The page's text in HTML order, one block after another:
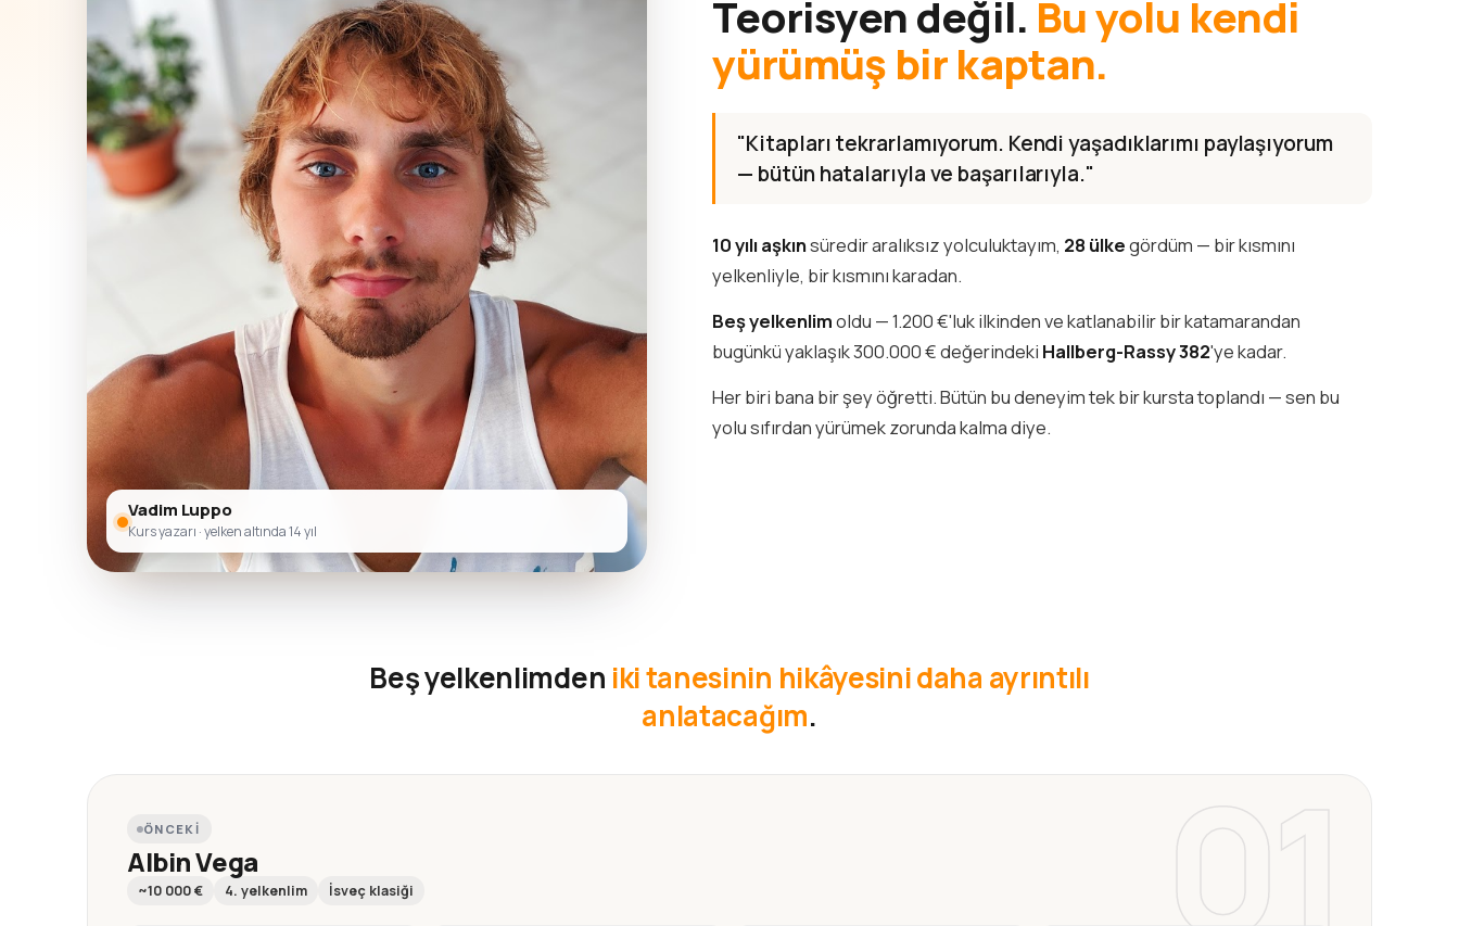
Vadim Luppo
Kurs yazarı · yelken altında 14 yıl
Teorisyen değil. Bu yolu kendi
yürümüş bir kaptan.
"Kitapları tekrarlamıyorum. Kendi yaşadıklarımı paylaşıyorum
— bütün hatalarıyla ve başarılarıyla."
10 yılı aşkınsüredir aralıksız yolculuktayım, 28 ülkegördüm — bir kısmını
yelkenliyle, bir kısmını karadan.
Beş yelkenlimoldu — 1.200 €'luk ilkinden ve katlanabilir bir katamarandan
bugünkü yaklaşık 300.000 € değerindeki Hallberg-Rassy 382'ye kadar.
Her biri bana bir şey öğretti. Bütün bu deneyim tek bir kursta toplandı — sen bu
yolu sıfırdan yürümek zorunda kalma diye.
Beş yelkenlimden iki tanesinin hikâyesini daha ayrıntılı
anlatacağım.
01
ÖNCEKI
Albin Vega
~10 000 € 4. yelkenlim İsveç klasiği